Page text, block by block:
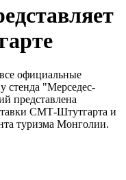
официальные
стенда "Мерседес-
представлена
СМТ-Штутгарта и
туризма Монголии.